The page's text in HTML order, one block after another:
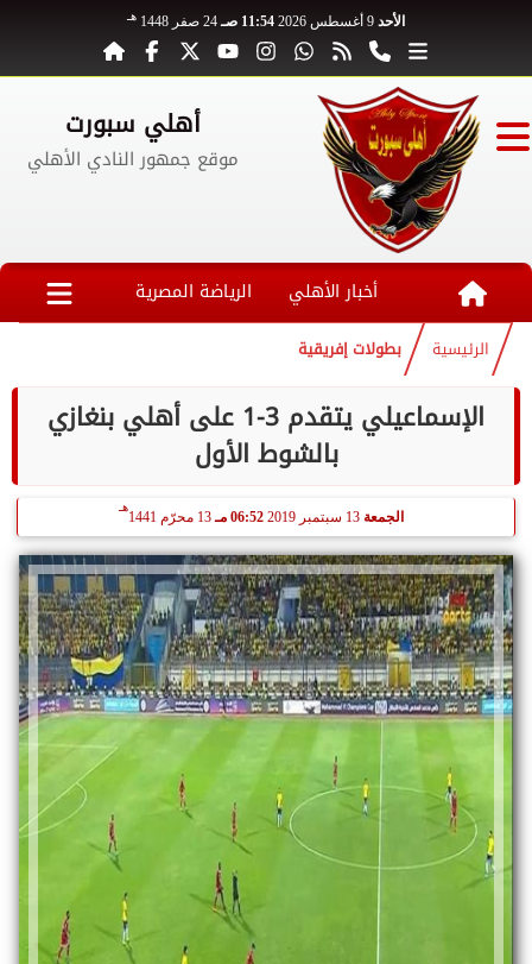
الأحد 11:54 صـ 24 صفر 1448 هـ
أهلي سبورت
موقع جمهور النادي الأهلي
أخبار الأهلي الرياضة المصرية
الرئيسية بطولات إفريقية
الإسماعيلي يتقدم 3-1 على أهلي بنغازي
بالشوط الأول
الجمعة 06:52 مـ 13 محرّم 1441
هـ